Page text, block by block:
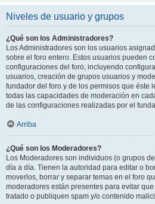
Niveles de usuario y grupos
¿Qué son los Administradores?
Los Administradores son los usuarios
sobre el foro entero. Estos usuarios pueden
configuraciones del foro, incluyendo
usuarios, creación de grupos usuarios y
fundador del foro y de los permisos que éste
todas las capacidades de moderación en
de las configuraciones realizadas por el
Arriba
¿Qué son los Moderadores?
Los Moderadores son individuos (o grupos
día a día. Tienen la autoridad para editar o
moverlos, borrar y separar temas en el foro
moderadores están presentes para evitar
tratado o publiquen spam y/o contenido